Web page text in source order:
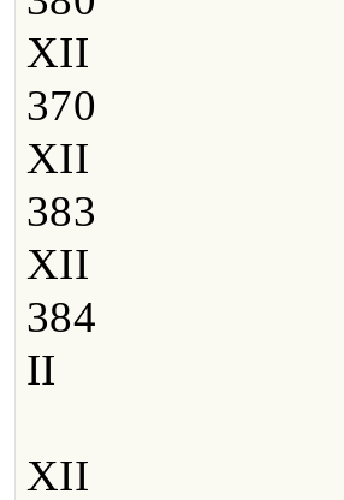
XII
370
XII
383
XII
384
II
XII